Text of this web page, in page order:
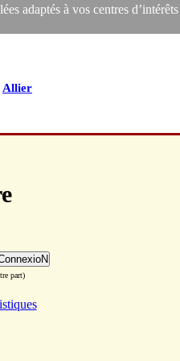
adaptés à vos centres
Allier
part)